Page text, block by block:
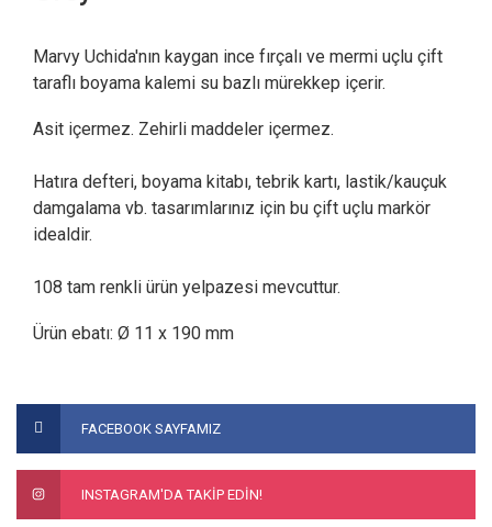
Marvy Uchida'nın kaygan ince fırçalı ve mermi uçlu çift
taraflı boyama kalemi su bazlı mürekkep içerir.
Asit içermez. Zehirli maddeler içermez.
Hatıra defteri, boyama kitabı, tebrik kartı, lastik/kauçuk
damgalama vb. tasarımlarınız için bu çift uçlu markör
idealdir.
108 tam renkli ürün yelpazesi mevcuttur.
Ürün ebatı: Ø 11 x 190 mm
Bu ürüne ilk yorumu siz yapın!
Yorum Yaz
kullanarak tarafımıza iletebilirsiniz.
Görüş ve önerileriniz için teşekkür ederiz.
FACEBOOK SAYFAMIZ
INSTAGRAM'DA TAKİP EDİN!